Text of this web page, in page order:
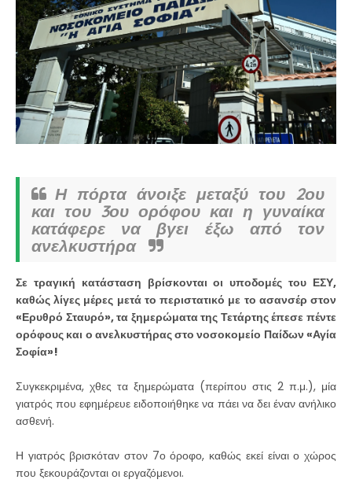
Η πόρτα άνοιξε μεταξύ του 2ου
και του 3ου ορόφου και η γυναίκα
κατάφερε να βγει έξω από τον
ανελκυστήρα
Σε τραγική κατάσταση βρίσκονται οι υποδομές του ΕΣΥ,
καθώς λίγες μέρες μετά το περιστατικό με το ασανσέρ στον
«Ερυθρό Σταυρό», τα ξημερώματα της Τετάρτης έπεσε πέντε
ορόφους και ο ανελκυστήρας στο νοσοκομείο Παίδων «Αγία
Σοφία»!
Συγκεκριμένα, χθες τα ξημερώματα (περίπου στις 2 π.μ.), μία
γιατρός που εφημέρευε ειδοποιήθηκε να πάει να δει έναν ανήλικο
ασθενή.
Η γιατρός βρισκόταν στον 7ο όροφο, καθώς εκεί είναι ο χώρος
που ξεκουράζονται οι εργαζόμενοι.